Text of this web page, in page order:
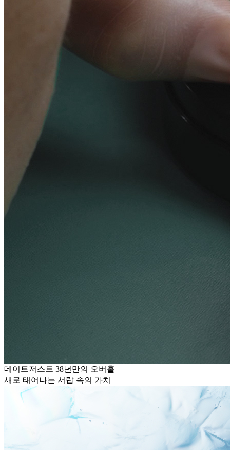
데이트저스트 38년만의 오버홀
새로 태어나는 서랍 속의 가치